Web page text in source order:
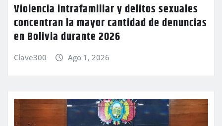
Violencia intrafamiliar y delitos sexuales
concentran la mayor cantidad de denuncias
en Bolivia durante 2026
Clave300 Ago 1, 2026